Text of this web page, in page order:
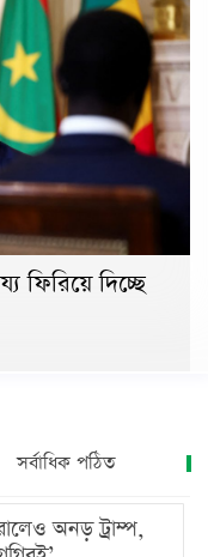
ফিরিয়ে দিচ্ছে
সর্বাধিক পঠিত
অনড় ট্রাম্প,